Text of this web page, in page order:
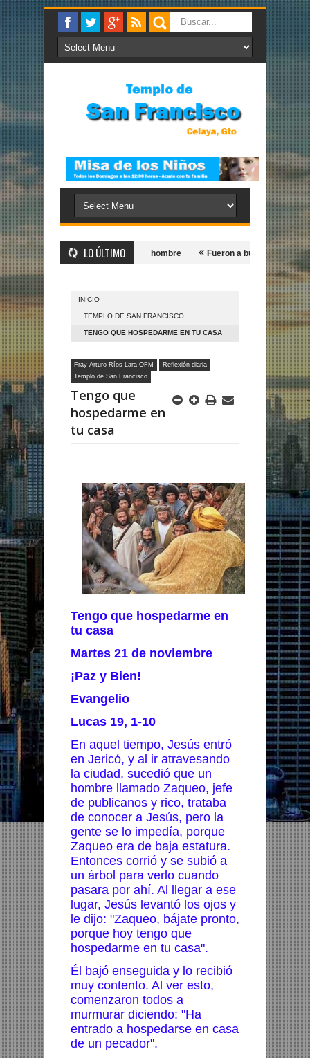
LO ÚLTIMO
Yo los haré pescadores de hombre Fueron a buscarlo
INICIO
TEMPLO DE SAN FRANCISCO
TENGO QUE HOSPEDARME EN TU CASA
Fray Arturo Ríos Lara OFM
Reflexión diaria
Templo de San Francisco
Tengo que
hospedarme en
tu casa
Tengo que hospedarme en
tu casa
Martes 21 de noviembre
¡Paz y Bien!
Evangelio
Lucas 19, 1-10
En aquel tiempo, Jesús entró
en Jericó, y al ir atravesando
la ciudad, sucedió que un
hombre llamado Zaqueo, jefe
de publicanos y rico, trataba
de conocer a Jesús, pero la
gente se lo impedía, porque
Zaqueo era de baja estatura.
Entonces corrió y se subió a
un árbol para verlo cuando
pasara por ahí. Al llegar a ese
lugar, Jesús levantó los ojos y
le dijo: "Zaqueo, bájate pronto,
porque hoy tengo que
hospedarme en tu casa".
Él bajó enseguida y lo recibió
muy contento. Al ver esto,
comenzaron todos a
murmurar diciendo: "Ha
entrado a hospedarse en casa
de un pecador".